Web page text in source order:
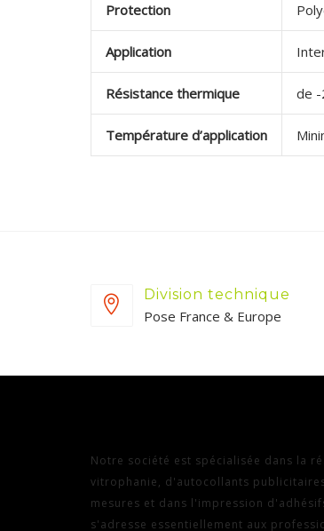
Protection
Application
Résistance thermique de -
Température d’application
Division technique
Pose France & Europe
Notre société est spécialisée dans la
vitrophanie, d'autocollants
mesures et dans l'impression
s'adresse essentiellement aux